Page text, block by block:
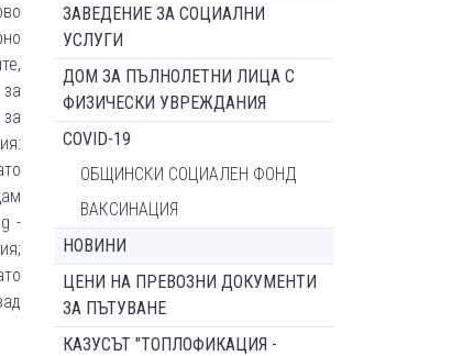
-
ЗАВЕДЕНИЕ ЗА СОЦИАЛНИ
УСЛУГИ
ДОМ ЗА ПЪЛНОЛЕТНИ ЛИЦА С
ФИЗИЧЕСКИ УВРЕЖДАНИЯ
COVID-19
ОБЩИНСКИ СОЦИАЛЕН ФОНД
ВАКСИНАЦИЯ
НОВИНИ
ЦЕНИ НА ПРЕВОЗНИ ДОКУМЕНТИ
ЗА ПЪТУВАНЕ
КАЗУСЪТ "ТОПЛОФИКАЦИЯ -